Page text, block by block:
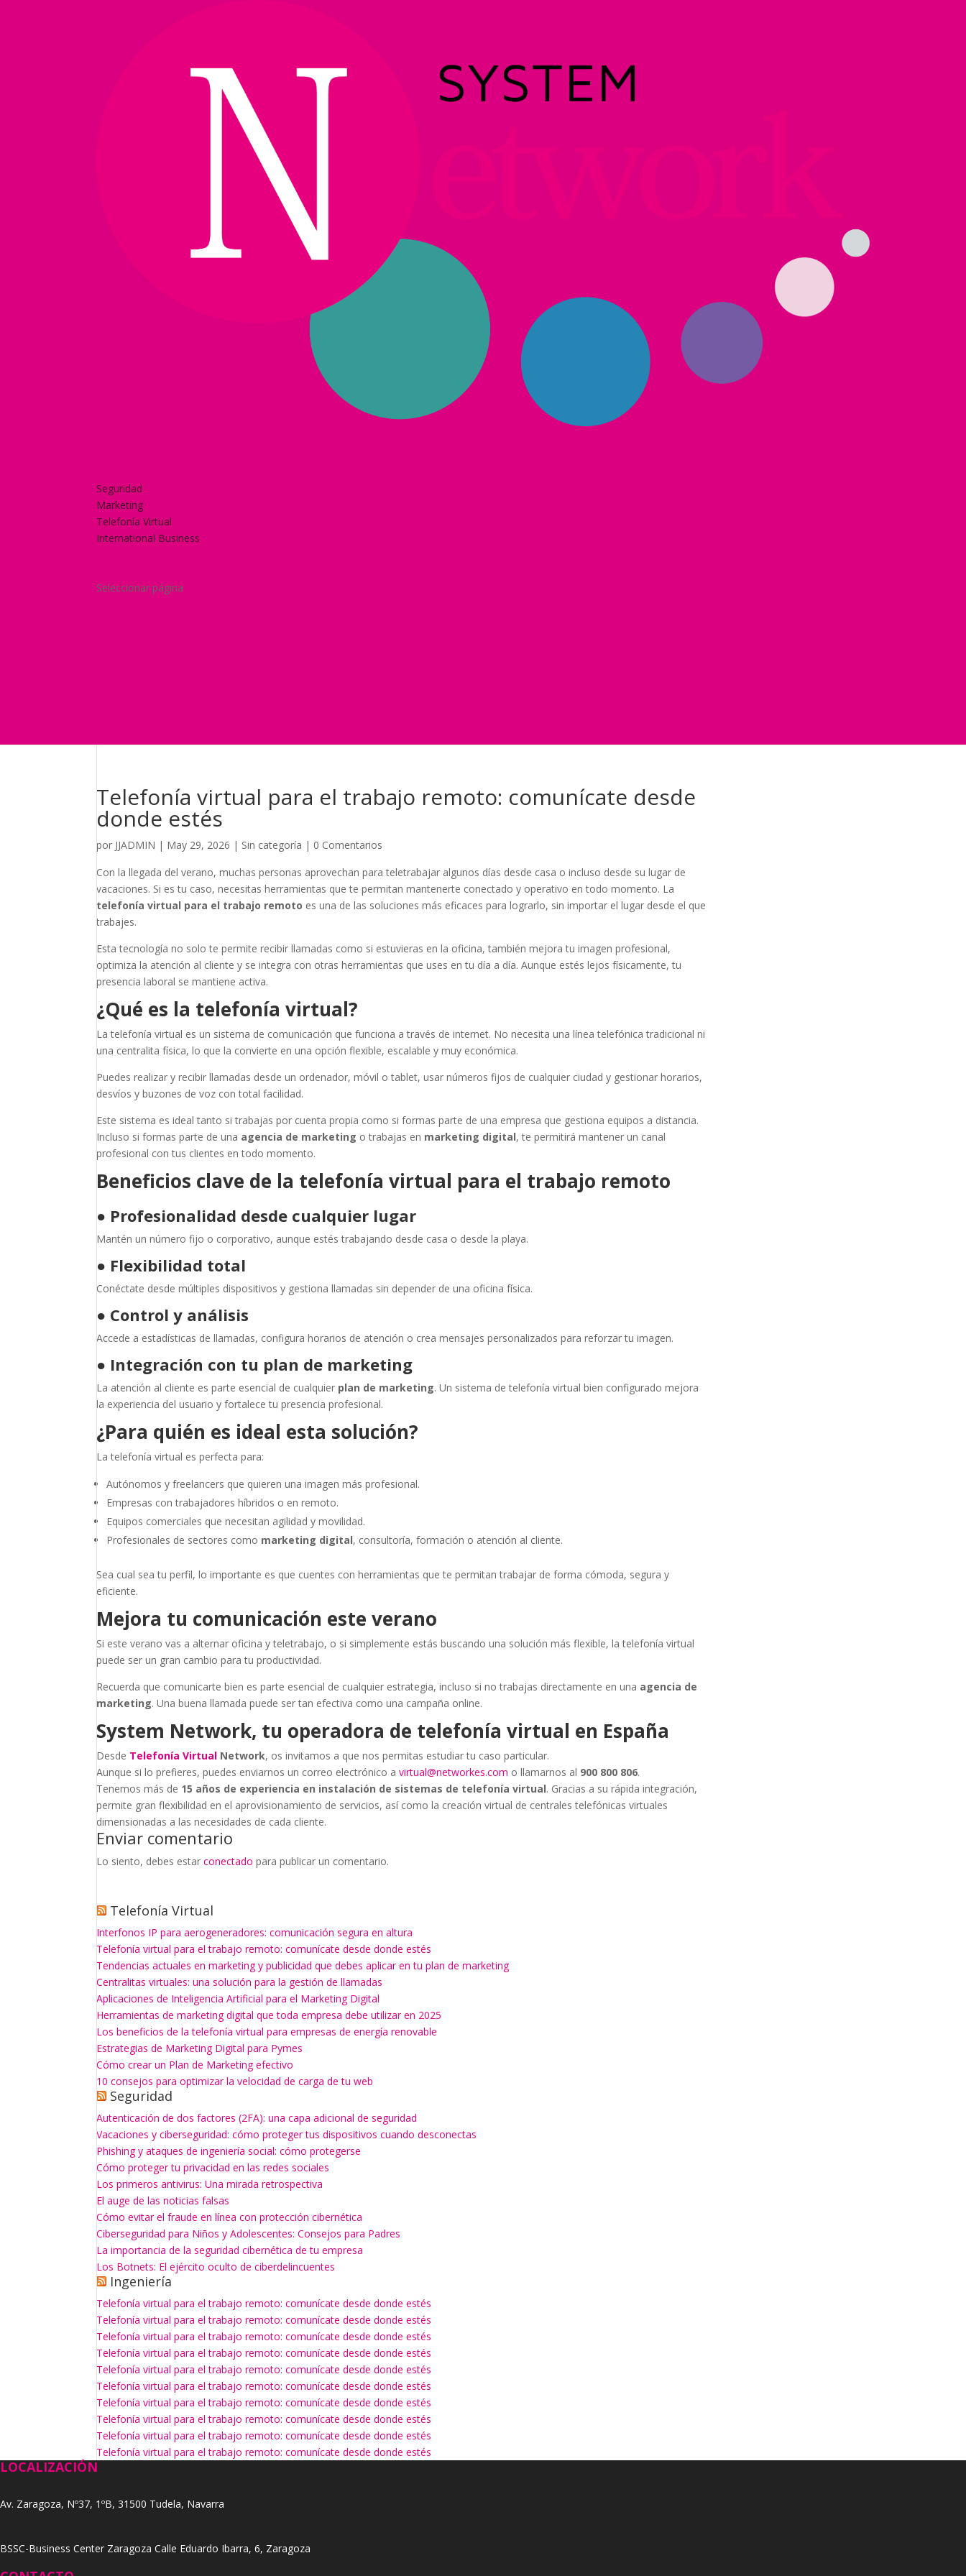
Seguridad
Marketing
Telefonía Virtual
International Business
Seleccionar página
Telefonía virtual para el trabajo remoto: comunícate desde
donde estés
por JJADMIN | May 29, 2026 | Sin categoría | 0 Comentarios
Con la llegada del verano, muchas personas aprovechan para teletrabajar algunos días desde casa o incluso desde su lugar de
vacaciones. Si es tu caso, necesitas herramientas que te permitan mantenerte conectado y operativo en todo momento. La
telefonía virtual para el trabajo remoto es una de las soluciones más eficaces para lograrlo, sin importar el lugar desde el que
trabajes.
Esta tecnología no solo te permite recibir llamadas como si estuvieras en la oficina, también mejora tu imagen profesional,
optimiza la atención al cliente y se integra con otras herramientas que uses en tu día a día. Aunque estés lejos físicamente, tu
presencia laboral se mantiene activa.
¿Qué es la telefonía virtual?
La telefonía virtual es un sistema de comunicación que funciona a través de internet. No necesita una línea telefónica tradicional ni
una centralita física, lo que la convierte en una opción flexible, escalable y muy económica.
Puedes realizar y recibir llamadas desde un ordenador, móvil o tablet, usar números fijos de cualquier ciudad y gestionar horarios,
desvíos y buzones de voz con total facilidad.
Este sistema es ideal tanto si trabajas por cuenta propia como si formas parte de una empresa que gestiona equipos a distancia.
Incluso si formas parte de una agencia de marketing o trabajas en marketing digital, te permitirá mantener un canal
profesional con tus clientes en todo momento.
Beneficios clave de la telefonía virtual para el trabajo remoto
● Profesionalidad desde cualquier lugar
Mantén un número fijo o corporativo, aunque estés trabajando desde casa o desde la playa.
● Flexibilidad total
Conéctate desde múltiples dispositivos y gestiona llamadas sin depender de una oficina física.
● Control y análisis
Accede a estadísticas de llamadas, configura horarios de atención o crea mensajes personalizados para reforzar tu imagen.
● Integración con tu plan de marketing
La atención al cliente es parte esencial de cualquier plan de marketing. Un sistema de telefonía virtual bien configurado mejora
la experiencia del usuario y fortalece tu presencia profesional.
¿Para quién es ideal esta solución?
La telefonía virtual es perfecta para:
Autónomos y freelancers que quieren una imagen más profesional.
Empresas con trabajadores híbridos o en remoto.
Equipos comerciales que necesitan agilidad y movilidad.
Profesionales de sectores como marketing digital, consultoría, formación o atención al cliente.
Sea cual sea tu perfil, lo importante es que cuentes con herramientas que te permitan trabajar de forma cómoda, segura y
eficiente.
Mejora tu comunicación este verano
Si este verano vas a alternar oficina y teletrabajo, o si simplemente estás buscando una solución más flexible, la telefonía virtual
puede ser un gran cambio para tu productividad.
Recuerda que comunicarte bien es parte esencial de cualquier estrategia, incluso si no trabajas directamente en una agencia de
marketing. Una buena llamada puede ser tan efectiva como una campaña online.
System Network, tu operadora de telefonía virtual en España
Desde Telefonía Virtual Network, os invitamos a que nos permitas estudiar tu caso particular.
Aunque si lo prefieres, puedes enviarnos un correo electrónico avirtual@networkes.com o llamarnos al 900 800 806.
Tenemos más de 15 años de experiencia en instalación de sistemas de telefonía virtual. Gracias a su rápida integración,
permite gran flexibilidad en el aprovisionamiento de servicios, así como la creación virtual de centrales telefónicas virtuales
dimensionadas a las necesidades de cada cliente.
Enviar comentario
Lo siento, debes estarconectado para publicar un comentario.
Telefonía Virtual
Interfonos IP para aerogeneradores: comunicación segura en altura
Telefonía virtual para el trabajo remoto: comunícate desde donde estés
Tendencias actuales en marketing y publicidad que debes aplicar en tu plan de marketing
Centralitas virtuales: una solución para la gestión de llamadas
Aplicaciones de Inteligencia Artificial para el Marketing Digital
Herramientas de marketing digital que toda empresa debe utilizar en 2025
Los beneficios de la telefonía virtual para empresas de energía renovable
Estrategias de Marketing Digital para Pymes
Cómo crear un Plan de Marketing efectivo
10 consejos para optimizar la velocidad de carga de tu web
Seguridad
Autenticación de dos factores (2FA): una capa adicional de seguridad
Vacaciones y ciberseguridad: cómo proteger tus dispositivos cuando desconectas
Phishing y ataques de ingeniería social: cómo protegerse
Cómo proteger tu privacidad en las redes sociales
Los primeros antivirus: Una mirada retrospectiva
El auge de las noticias falsas
Cómo evitar el fraude en línea con protección cibernética
Ciberseguridad para Niños y Adolescentes: Consejos para Padres
La importancia de la seguridad cibernética de tu empresa
Los Botnets: El ejército oculto de ciberdelincuentes
Ingeniería
Telefonía virtual para el trabajo remoto: comunícate desde donde estés
Telefonía virtual para el trabajo remoto: comunícate desde donde estés
Telefonía virtual para el trabajo remoto: comunícate desde donde estés
Telefonía virtual para el trabajo remoto: comunícate desde donde estés
Telefonía virtual para el trabajo remoto: comunícate desde donde estés
Telefonía virtual para el trabajo remoto: comunícate desde donde estés
Telefonía virtual para el trabajo remoto: comunícate desde donde estés
Telefonía virtual para el trabajo remoto: comunícate desde donde estés
Telefonía virtual para el trabajo remoto: comunícate desde donde estés
Telefonía virtual para el trabajo remoto: comunícate desde donde estés
LOCALIZACIÓN
Av. Zaragoza, Nº37, 1ºB, 31500 Tudela, Navarra
BSSC-Business Center Zaragoza Calle Eduardo Ibarra, 6, Zaragoza